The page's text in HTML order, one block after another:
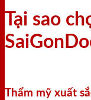
Tại sao
Thẩm mỹ xuất